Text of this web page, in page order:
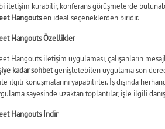
iletişim kurabilir, konferans görüşmelerde
Hangoutsen ideal seçeneklerden biridir.
Hangouts Özellikler
Hangouts iletişim uygulaması, çalışanların
kadar sohbetgenişletebilen uygulama son
ilgili konuşmalarını yapabilirler. İş dışında
sayesinde uzaktan toplantılar, işle ilgili
Hangouts İndir